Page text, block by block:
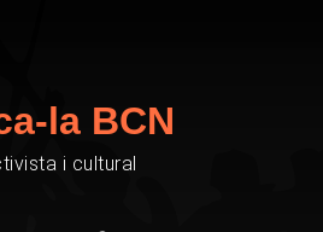
la BCN
i cultural